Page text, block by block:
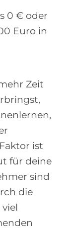
0 € oder
Euro in
Zeit
ist
für deine
sind
die